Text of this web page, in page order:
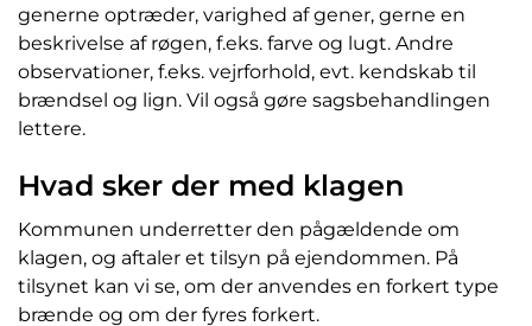
generne optræder, varighed af gener, gerne en
beskrivelse af røgen, f.eks. farve og lugt. Andre
observationer, f.eks. vejrforhold, evt. kendskab til
brændsel og lign. Vil også gøre sagsbehandlingen
lettere.
Hvad sker der med klagen
Kommunen underretter den pågældende om
klagen, og aftaler et tilsyn på ejendommen. På
tilsynet kan vi se, om der anvendes en forkert type
brænde og om der fyres forkert.